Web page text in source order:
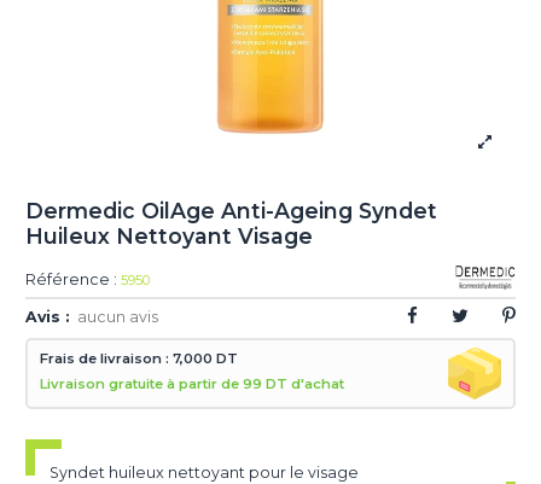
Dermedic OilAge Anti-Ageing Syndet
Huileux Nettoyant Visage
Référence : 5950
Avis : aucun avis
Frais de livraison : 7,000 DT
Livraison gratuite à partir de 99 DT d'achat
Syndet huileux nettoyant pour le visage